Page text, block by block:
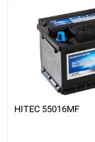
HITEC 55016MF